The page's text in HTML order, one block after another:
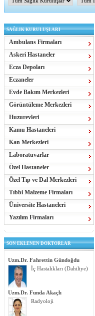
SAĞLIK KURULUŞLARI
Ambulans Firmaları
Askeri Hastaneler
Ecza Depoları
Eczaneler
Evde Bakım Merkezleri
Görüntüleme Merkezleri
Huzurevleri
Kamu Hastaneleri
Kan Merkezleri
Laboratuvarlar
Özel Hastaneler
Özel Tıp ve Dal Merkezleri
Tıbbi Malzeme Firmaları
Üniversite Hastaneleri
Yazılım Firmaları
SON EKLENEN DOKTORLAR
Uzm.Dr. Fahrettin Gündoğdu
İç Hastalıkları (Dahiliye)
Uzm.Dr. Funda Akaçlı
Radyoloji